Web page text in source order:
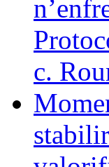
c.